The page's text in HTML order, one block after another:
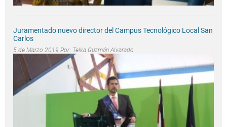
Juramentado nuevo director del Campus Tecnológico Local San
Carlos
5 de Marzo 2019 Por: Telka Guzmán Alvarado